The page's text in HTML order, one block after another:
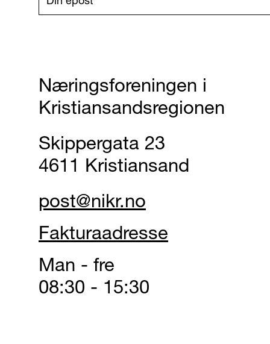
Næringsforeningen i
Kristiansandsregionen
Skippergata 23
4611 Kristiansand
post@nikr.no
Fakturaadresse
Man - fre
08:30 - 15:30